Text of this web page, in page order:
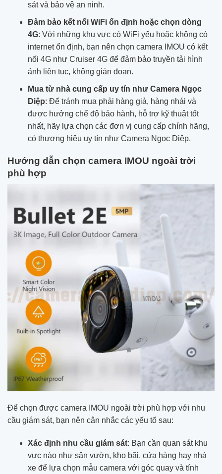
sát và bảo vệ an ninh.
Đảm bảo kết nối WiFi ổn định hoặc chọn dòng
4G: Với những khu vực có WiFi yếu hoặc không có
internet ổn định, bạn nên chọn camera IMOU có kết
nối 4G như Cruiser 4G để đảm bảo truyền tải hình
ảnh liên tục, không gián đoạn.
Mua từ nhà cung cấp uy tín như Camera Ngọc
Diệp: Để tránh mua phải hàng giả, hàng nhái và
được hưởng chế độ bảo hành, hỗ trợ kỹ thuật tốt
nhất, hãy lựa chọn các đơn vị cung cấp chính hãng,
có thương hiệu uy tín như Camera Ngọc Diệp.
Hướng dẫn chọn camera IMOU ngoài trời
phù hợp
Để chọn được camera IMOU ngoài trời phù hợp với nhu
cầu giám sát, bạn nên cân nhắc các yếu tố sau:
Xác định nhu cầu giám sát: Bạn cần quan sát khu
vực nào như sân vườn, kho bãi, cửa hàng hay nhà
xe để lựa chọn mẫu camera với góc quay và tính